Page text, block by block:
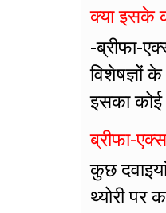
क्या इसके
-ब्रीफा-
विशेषज्ञों
इसका
ब्रीफा-
कुछ
थ्योरी पर